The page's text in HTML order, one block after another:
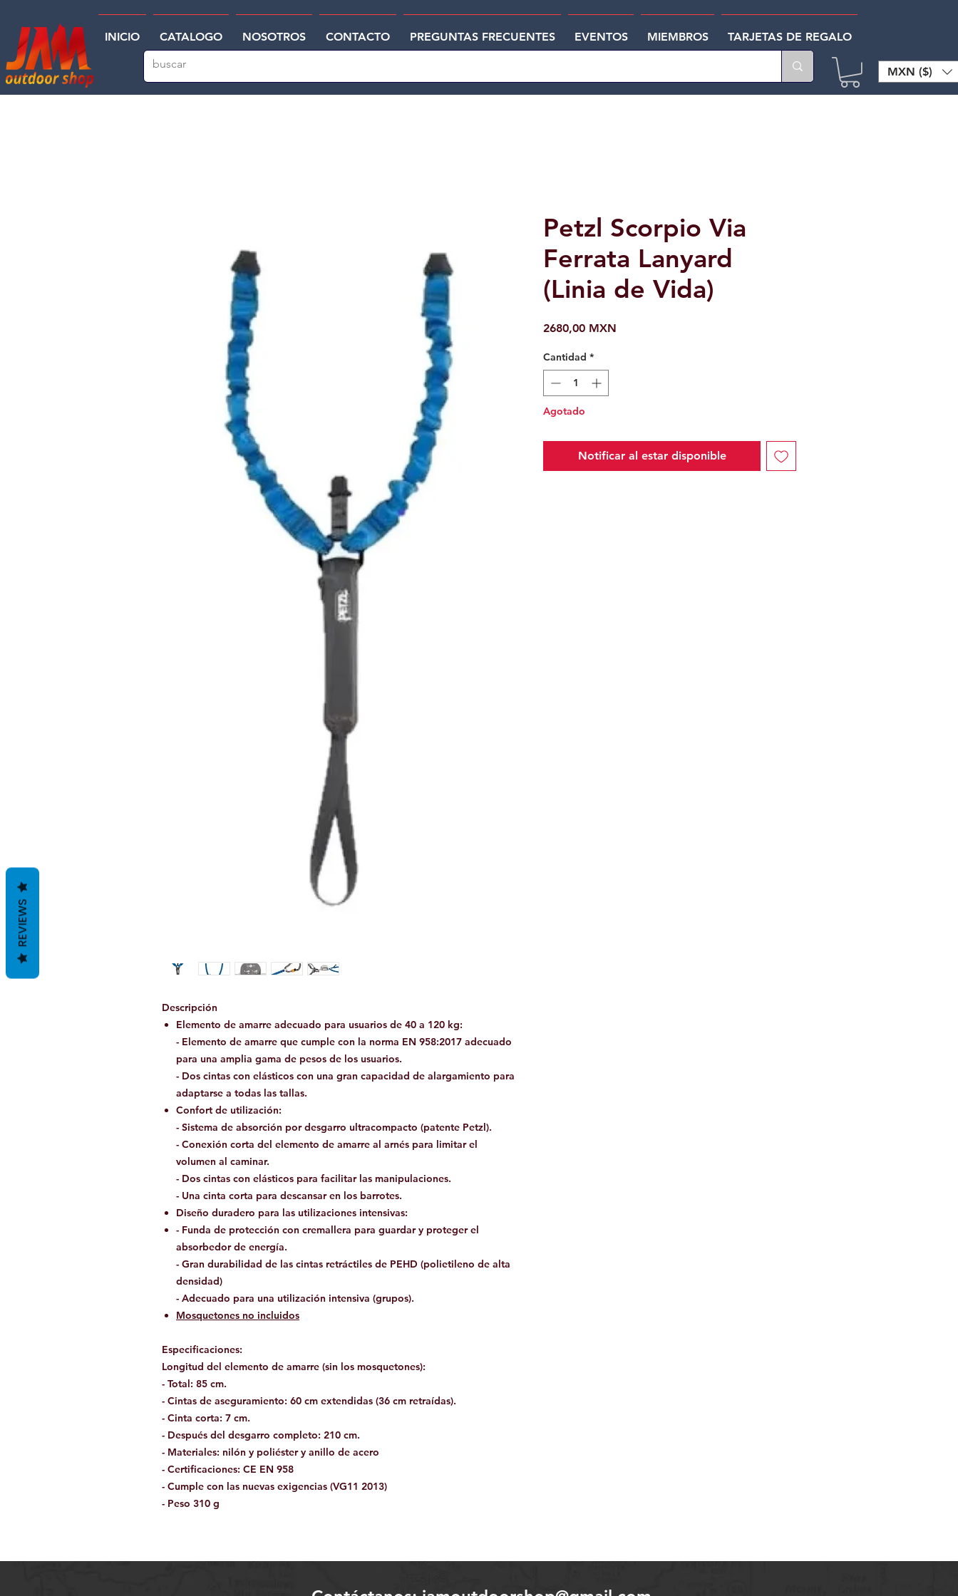
INICIO CATALOGO NOSOTROS CONTACTO PREGUNTAS FRECUENTES EVENTOS MIEMBROS TARJETAS DE REGALO
MXN ($)
Descripción
Elemento de amarre adecuado para usuarios de 40 a 120 kg:
- Elemento de amarre que cumple con la norma EN 958:2017 adecuado
para una amplia gama de pesos de los usuarios.
- Dos cintas con elásticos con una gran capacidad de alargamiento para
adaptarse a todas las tallas.
Confort de utilización:
- Sistema de absorción por desgarro ultracompacto (patente Petzl).
- Conexión corta del elemento de amarre al arnés para limitar el
volumen al caminar.
- Dos cintas con elásticos para facilitar las manipulaciones.
- Una cinta corta para descansar en los barrotes.
Diseño duradero para las utilizaciones intensivas:
- Funda de protección con cremallera para guardar y proteger el
absorbedor de energía.
- Gran durabilidad de las cintas retráctiles de PEHD (polietileno de alta
densidad)
- Adecuado para una utilización intensiva (grupos).
Mosquetones no incluidos
Especificaciones:
Longitud del elemento de amarre (sin los mosquetones):
- Total: 85 cm.
- Cintas de aseguramiento: 60 cm extendidas (36 cm retraídas).
- Cinta corta: 7 cm.
- Después del desgarro completo: 210 cm.
- Materiales: nilón y poliéster y anillo de acero
- Certificaciones: CE EN 958
- Cumple con las nuevas exigencias (VG11 2013)
- Peso 310 g
Petzl Scorpio Via
Ferrata Lanyard
(Linia de Vida)
2680,00 MXN
Cantidad *
Agotado
Notificar al estar disponible
REVIEWS